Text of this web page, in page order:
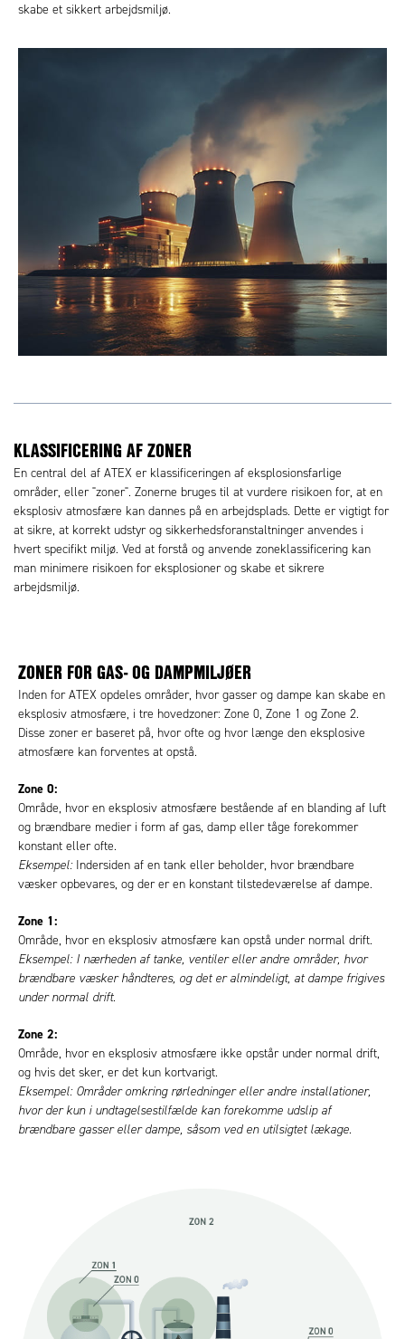
skabe et sikkert arbejdsmiljø.
KLASSIFICERING AF ZONER
En central del af ATEX er klassificeringen af eksplosionsfarlige
områder, eller "zoner". Zonerne bruges til at vurdere risikoen for, at en
eksplosiv atmosfære kan dannes på en arbejdsplads. Dette er vigtigt for
at sikre, at korrekt udstyr og sikkerhedsforanstaltninger anvendes i
hvert specifikt miljø. Ved at forstå og anvende zoneklassificering kan
man minimere risikoen for eksplosioner og skabe et sikrere
arbejdsmiljø.
ZONER FOR GAS- OG DAMPMILJØER
Inden for ATEX opdeles områder, hvor gasser og dampe kan skabe en
eksplosiv atmosfære, i tre hovedzoner: Zone 0, Zone 1 og Zone 2.
Disse zoner er baseret på, hvor ofte og hvor længe den eksplosive
atmosfære kan forventes at opstå.
Zone 0:
Område, hvor en eksplosiv atmosfære bestående af en blanding af luft
og brændbare medier i form af gas, damp eller tåge forekommer
konstant eller ofte.
Eksempel:Indersiden af en tank eller beholder, hvor brændbare
væsker opbevares, og der er en konstant tilstedeværelse af dampe.
Zone 1:
Område, hvor en eksplosiv atmosfære kan opstå under normal drift.
Eksempel: I nærheden af tanke, ventiler eller andre områder, hvor
brændbare væsker håndteres, og det er almindeligt, at dampe frigives
under normal drift.
Zone 2:
Område, hvor en eksplosiv atmosfære ikke opstår under normal drift,
og hvis det sker, er det kun kortvarigt.
Eksempel: Områder omkring rørledninger eller andre installationer,
hvor der kun i undtagelsestilfælde kan forekomme udslip af
brændbare gasser eller dampe, såsom ved en utilsigtet lækage.